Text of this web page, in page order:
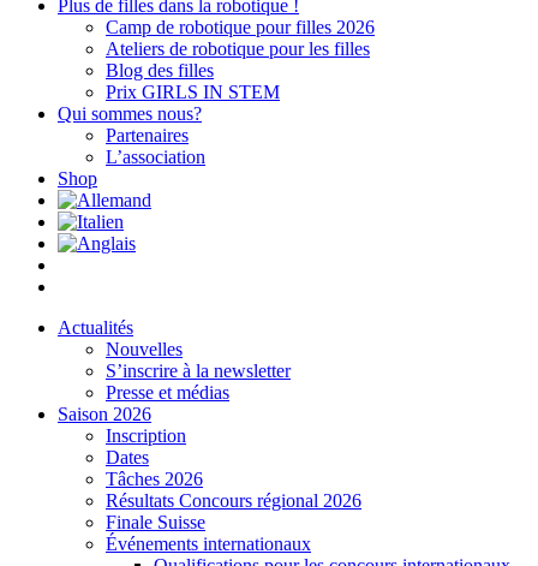
Plus de filles dans la robotique !
Camp de robotique pour filles 2026
Ateliers de robotique pour les filles
Blog des filles
Prix GIRLS IN STEM
Qui sommes nous?
Partenaires
L’association
Shop
Actualités
Nouvelles
S’inscrire à la newsletter
Presse et médias
Saison 2026
Inscription
Dates
Tâches 2026
Résultats Concours régional 2026
Finale Suisse
Événements internationaux